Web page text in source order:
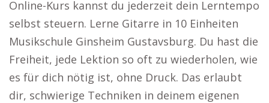
Online-Kurs kannst du jederzeit dein Lerntempo
selbst steuern. Lerne Gitarre in 10 Einheiten
Musikschule Ginsheim Gustavsburg. Du hast die
Freiheit, jede Lektion so oft zu wiederholen, wie
es für dich nötig ist, ohne Druck. Das erlaubt
dir, schwierige Techniken in deinem eigenen